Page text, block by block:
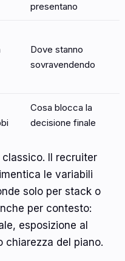
presentano
Dove stanno
sovravendendo
Cosa blocca la
decisione finale
Il recruiter
le variabili
solo per stack o
per contesto:
esposizione al
chiarezza del piano.